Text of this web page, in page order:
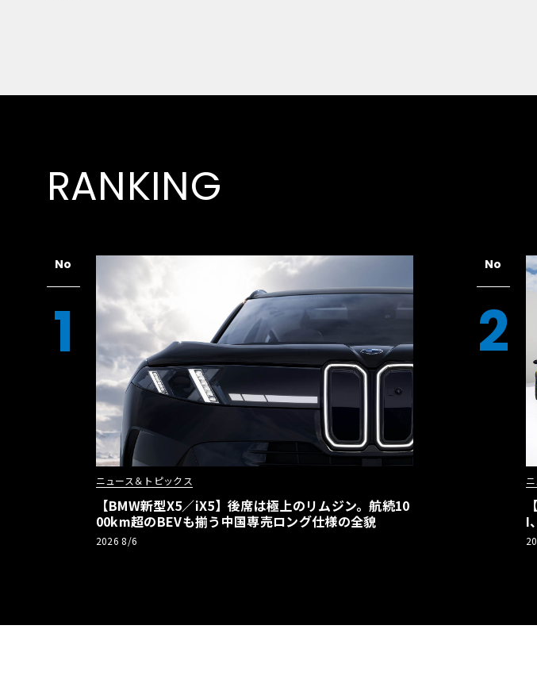
RANKING
No
1
ニュース＆トピックス
【BMW新型X5／iX5】後席は極上のリムジン。航続10
00km超のBEVも揃う中国専売ロング仕様の全貌
2026 8/6
No
2
I